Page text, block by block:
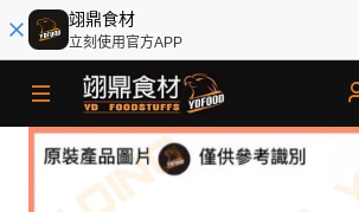
翊鼎食材
立刻使用官方APP